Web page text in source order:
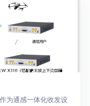
为通感一体化收发设